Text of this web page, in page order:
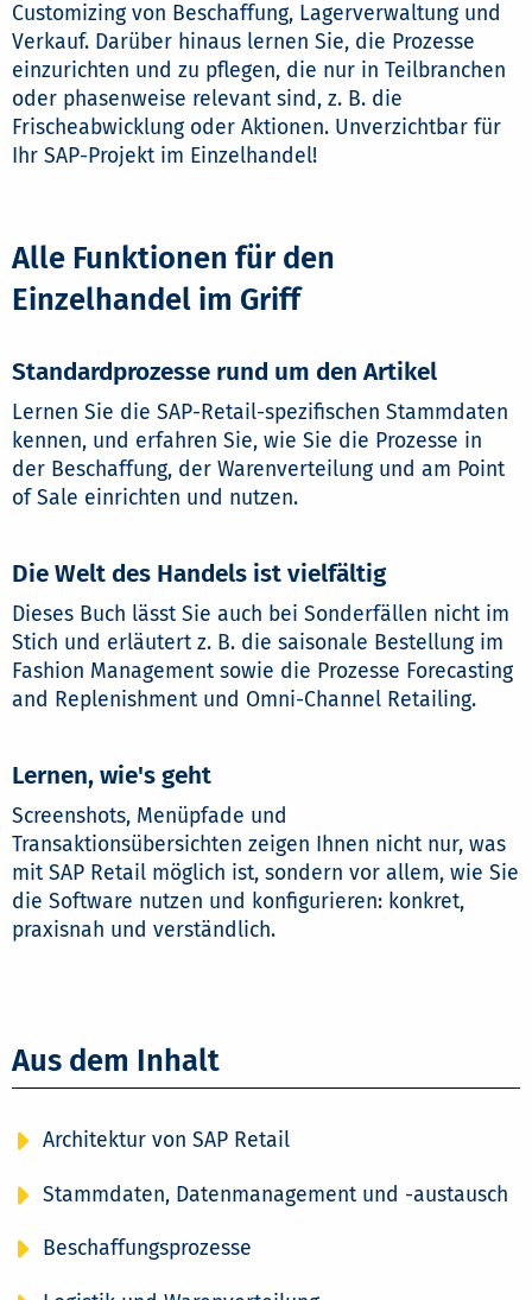
Customizing von Beschaffung, Lagerverwaltung und
Verkauf. Darüber hinaus lernen Sie, die Prozesse
einzurichten und zu pflegen, die nur in Teilbranchen
oder phasenweise relevant sind, z. B. die
Frischeabwicklung oder Aktionen. Unverzichtbar für
Ihr SAP-Projekt im Einzelhandel!
Alle Funktionen für den
Einzelhandel im Griff
Standardprozesse rund um den Artikel
Lernen Sie die SAP-Retail-spezifischen Stammdaten
kennen, und erfahren Sie, wie Sie die Prozesse in
der Beschaffung, der Warenverteilung und am Point
of Sale einrichten und nutzen.
Die Welt des Handels ist vielfältig
Dieses Buch lässt Sie auch bei Sonderfällen nicht im
Stich und erläutert z. B. die saisonale Bestellung im
Fashion Management sowie die Prozesse Forecasting
and Replenishment und Omni-Channel Retailing.
Lernen, wie's geht
Screenshots, Menüpfade und
Transaktionsübersichten zeigen Ihnen nicht nur, was
mit SAP Retail möglich ist, sondern vor allem, wie Sie
die Software nutzen und konfigurieren: konkret,
praxisnah und verständlich.
Aus dem Inhalt
Architektur von SAP Retail
Stammdaten, Datenmanagement und -austausch
Beschaffungsprozesse